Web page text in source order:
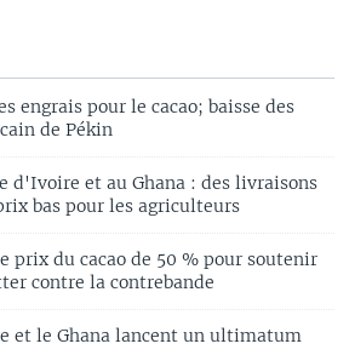
engrais pour le cacao; baisse des
de Pékin
d'Ivoire et au Ghana : des livraisons
bas pour les agriculteurs
prix du cacao de 50 % pour soutenir
contre la contrebande
et le Ghana lancent un ultimatum